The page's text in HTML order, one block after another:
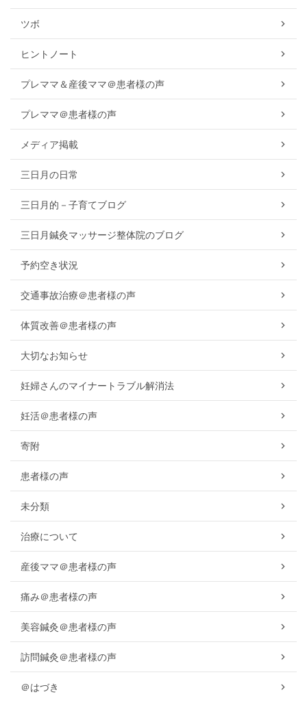
ツボ
ヒントノート
プレママ＆産後ママ＠患者様の声
プレママ＠患者様の声
メディア掲載
三日月の日常
三日月的－子育てブログ
三日月鍼灸マッサージ整体院のブログ
予約空き状況
交通事故治療＠患者様の声
体質改善＠患者様の声
大切なお知らせ
妊婦さんのマイナートラブル解消法
妊活＠患者様の声
寄附
患者様の声
未分類
治療について
産後ママ＠患者様の声
痛み＠患者様の声
美容鍼灸＠患者様の声
訪問鍼灸＠患者様の声
＠はづき